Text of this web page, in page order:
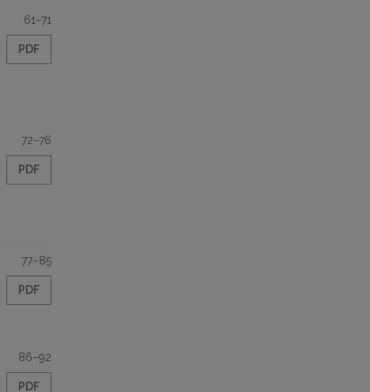
61–71
PDF
72–76
PDF
77–85
PDF
86–92
PDF